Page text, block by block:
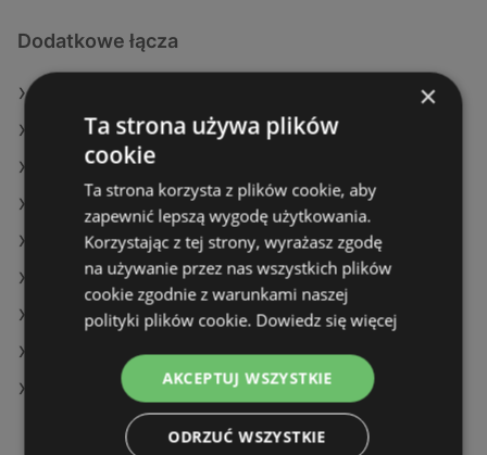
Dodatkowe łącza
Oferty Eurocash
Oferty Gram Market
Aktualne gazetki Stokrotka
Aktualne gazetki Żabka
Aktualne gazetki Gram Market
Aktualne gazetki Eurocash
Aktualne gazetki Dealz
Sklepy Action w Police
×
Ta strona używa plików
cookie
Ta strona korzysta z plików cookie, aby
zapewnić lepszą wygodę użytkowania.
Korzystając z tej strony, wyrażasz zgodę
na używanie przez nas wszystkich plików
cookie zgodnie z warunkami naszej
polityki plików cookie. Dowiedz się więcej
AKCEPTUJ WSZYSTKIE
ODRZUĆ WSZYSTKIE